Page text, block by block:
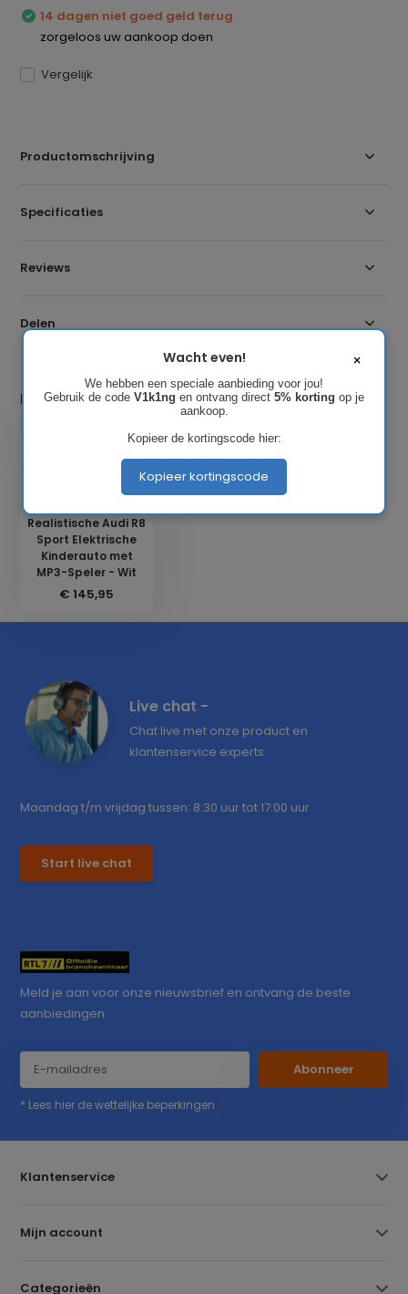
14 dagen niet goed geld terug
zorgeloos uw aankoop doen
Vergelijk
Productomschrijving
Specificaties
Reviews
Delen
Laatst bekeken
Realistische Audi R8
Sport Elektrische
Kinderauto met
MP3-Speler - Wit
€ 145,95
Live chat -
Chat live met onze product en
klantenservice experts
Maandag t/m vrijdag tussen: 8:30 uur tot 17:00 uur
Start live chat
Meld je aan voor onze nieuwsbrief en ontvang de beste
aanbiedingen.
Abonneer
* Lees hier de wettelijke beperkingen
Klantenservice
Mijn account
Categorieën
×
Wacht even!
We hebben een speciale aanbieding voor jou!
Gebruik de code V1k1ng en ontvang direct 5% korting op je
aankoop.
Kopieer de kortingscode hier:
Kopieer kortingscode